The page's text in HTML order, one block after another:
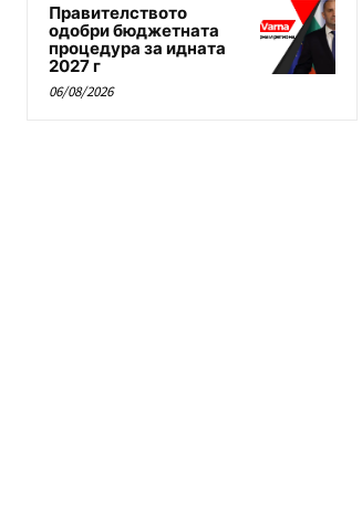
Правителството
одобри бюджетната
процедура за идната
2027 г
06/08/2026